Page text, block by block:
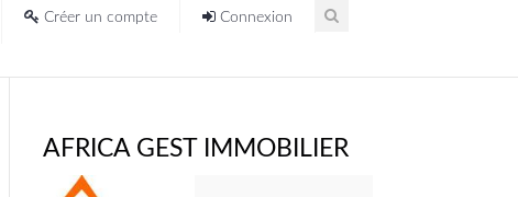
Créer un compte Connexion
AFRICA GEST IMMOBILIER